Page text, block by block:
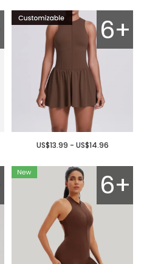
6+
US$13.99 - US$14.96
6+